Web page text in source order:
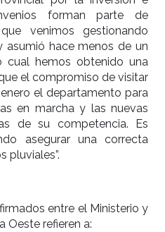
forman parte de
venimos gestionando
asumió hace menos de un
cual hemos obtenido una
el compromiso de visitar
el departamento para
en marcha y las nuevas
de su competencia. Es
asegurar una correcta
pluviales”.
entre el Ministerio y
Oeste refieren a: